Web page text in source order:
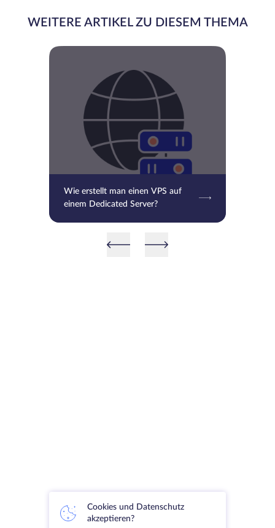
WEITERE ARTIKEL ZU DIESEM THEMA
Wie erstellt man einen VPS auf
einem Dedicated Server?
Cookies und Datenschutz
akzeptieren?